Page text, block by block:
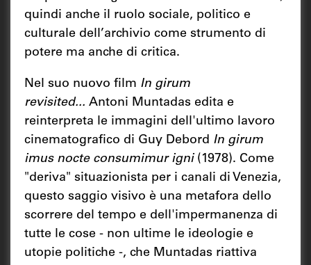
quindi anche il ruolo sociale, politico e
culturale dell’archivio come strumento di
potere ma anche di critica.
Nel suo nuovo film In girum
revisited... Antoni Muntadas edita e
reinterpreta le immagini dell'ultimo lavoro
cinematografico di Guy Debord In girum
imus nocte consumimur igni(1978). Come
"deriva" situazionista per i canali di Venezia,
questo saggio visivo è una metafora dello
scorrere del tempo e dell'impermanenza di
tutte le cose - non ultime le ideologie e
utopie politiche -, che Muntadas riattiva